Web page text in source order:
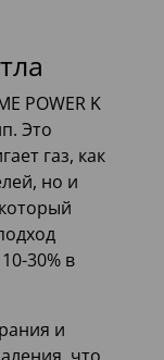
POWER K
Это
газ, как
но и
30% в
и